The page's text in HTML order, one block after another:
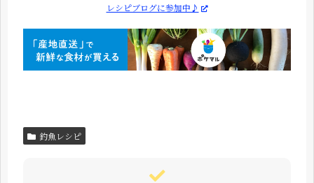
レシピブログに参加中♪
釣魚レシピ